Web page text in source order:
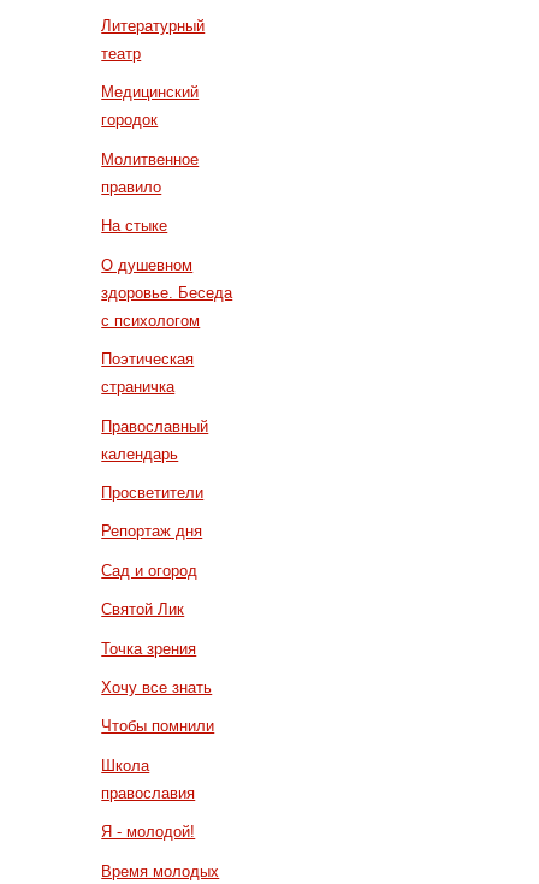
Литературный
театр
Медицинский
городок
Молитвенное
правило
На стыке
О душевном
здоровье. Беседа
с психологом
Поэтическая
страничка
Православный
календарь
Просветители
Репортаж дня
Сад и огород
Святой Лик
Точка зрения
Хочу все знать
Чтобы помнили
Школа
православия
Я - молодой!
Время молодых